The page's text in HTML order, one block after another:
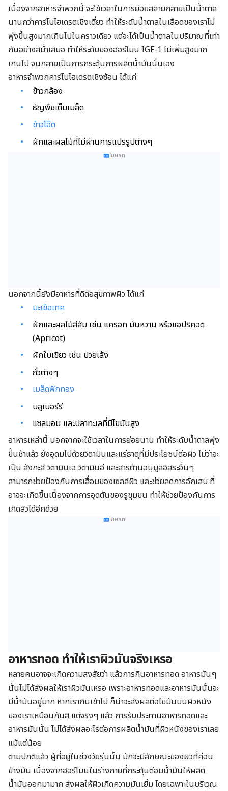
เนื่องจากอาหารจำพวกนี้ จะใช้เวลาในการย่อยสลายกลายเป็นน้ำตาล
นานกว่าคาร์โบไฮเดรตเชิงเดี่ยว ทำให้ระดับน้ำตาลในเลือดของเราไม่
พุ่งขึ้นสูงมากเกินไปในคราวเดียว แต่จะได้เป็นน้ำตาลในปริมาณที่เท่า
กันอย่างสม่ำเสมอ ทำให้ระดับของฮอร์โมน IGF-1 ไม่เพิ่มสูงมาก
เกินไป จนกลายเป็นการกระตุ้นการผลิตน้ำมันนั่นเอง
อาหารจำพวกคาร์โบไฮเดรตเชิงซ้อน ได้แก่
ข้าวกล้อง
ธัญพืชเต็มเมล็ด
ข้าวโอ๊ต
ผักและผลไม้ที่ไม่ผ่านการแปรรูปต่างๆ
โฆษณา
นอกจากนี้ยังมีอาหารที่ดีต่อสุขภาพผิว ได้แก่
มะเขือเทศ
ผักและผลไม้สีส้ม เช่น แครอท มันหวาน หรือแอปริคอต
(Apricot)
ผักใบเขียว เช่น ปวยเล้ง
ถั่วต่างๆ
เมล็ดฟักทอง
บลูเบอร์รี
แซลมอน และปลาทะเลที่มีไขมันสูง
อาหารเหล่านี้ นอกจากจะใช้เวลาในการย่อยนาน ทำให้ระดับน้ำตาลพุ่ง
ขึ้นช้าแล้ว ยังอุดมไปด้วยวิตามินและแร่ธาตุที่มีประโยชน์ต่อผิว ไม่ว่าจะ
เป็น สังกะสี วิตามินเอ วิตามินอี และสารต้านอนุมูลอิสระอื่นๆ
สามารถช่วยป้องกันการเสื่อมของเซลล์ผิว และช่วยลดการอักเสบ ที่
อาจจะเกิดขึ้นเนื่องจากการอุดตันของรูขุมขน ทำให้ช่วยป้องกันการ
เกิดสิวได้อีกด้วย
โฆษณา
อาหารทอด ทำให้เราผิวมันจริงเหรอ
หลายคนอาจจะเกิดความสงสัยว่า แล้วการกินอาหารทอด อาหารมันๆ
นั้นไม่ได้ส่งผลให้เราผิวมันเหรอ เพราะอาหารทอดและอาหารมันนั้นจะ
มีน้ำมันอยู่มาก หากเรากินเข้าไป ก็น่าจะส่งผลต่อไขมันบนผิวหนัง
ของเราเหมือนกันสิ แต่จริงๆ แล้ว การรับประทานอาหารทอดและ
อาหารมันนั้น ไม่ได้ส่งผลอะไรต่อการผลิตน้ำมันที่ผิวหนังของเราเลย
แม้แต่น้อย
ตามปกติแล้ว ผู้ที่อยู่ในช่วงวัยรุ่นนั้น มักจะมีลักษณะของผิวที่ค่อน
ข้างมัน เนื่องจากฮอร์โมนในร่างกายที่กระตุ้นต่อมน้ำมันให้ผลิต
น้ำมันออกมามาก ส่งผลให้ผิวเกิดความมันเยิ้ม โดยเฉพาะในบริเวณ